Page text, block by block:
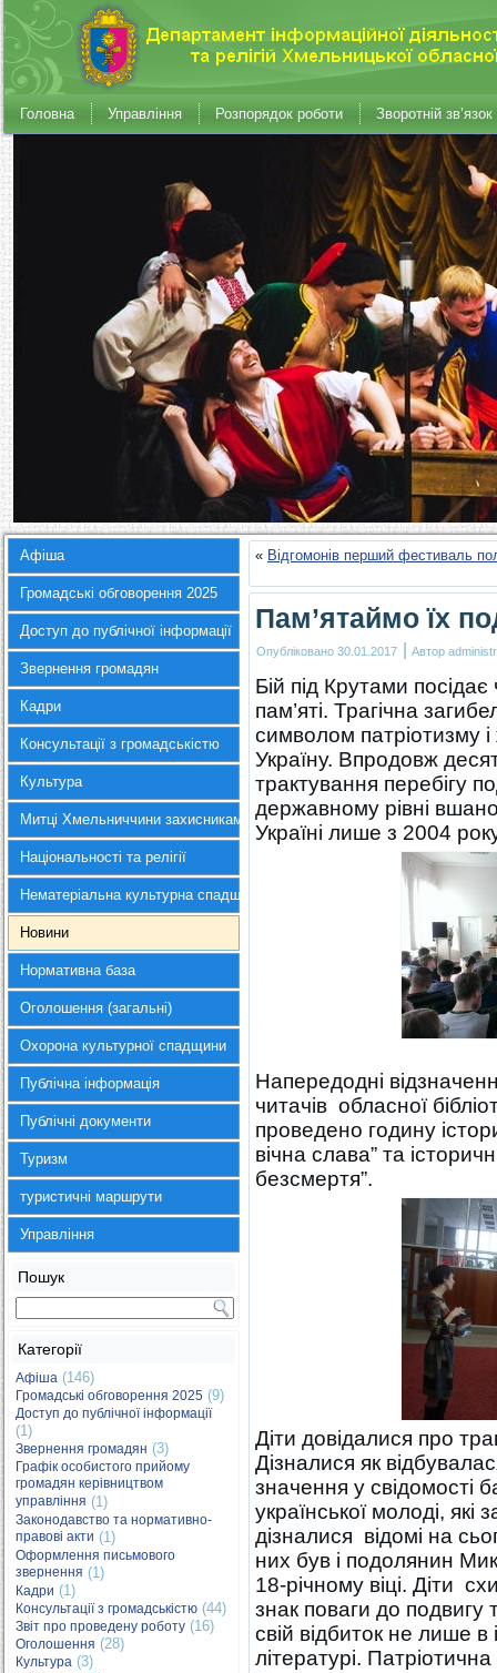
Головна Управління Розпорядок роботи Зворотній зв’язок
Афіша
Громадські обговорення 2025
Доступ до публічної інформації
Звернення громадян
Кадри
Консультації з громадськістю
Культура
Митці Хмельниччини захисникам України
Національності та релігії
Нематеріальна культурна спадщина
Новини
Нормативна база
Оголошення (загальні)
Охорона культурної спадщини
Публічна інформація
Публічні документи
Туризм
туристичні маршрути
Управління
Пошук
Категорії
Афіша (146)
Громадські обговорення 2025 (9)
Доступ до публічної інформації
(1)
Звернення громадян (3)
Графік особистого прийому
громадян керівництвом
управління (1)
Законодавство та нормативно-
правові акти (1)
Оформлення письмового
звернення (1)
Кадри (1)
Консультації з громадськістю (44)
Звіт про проведену роботу (16)
Оголошення (28)
Культура (3)
« Відгомонів перший фестиваль
Пам’ятаймо їх
Опубліковано 30.01.2017 | Автор
Бій під Крутами посідає
пам’яті. Трагічна
символом патріотизму
Україну. Впродовж
трактування перебігу
державному рівні
Україні лише з 2004
Напередодні
читачів обласної
проведено годину
вічна слава” та
безсмертя”.
Діти довідалися про
Дізналися як
значення у свідомості
української молоді,
дізналися відомі на
них був і подолянин
18-річному віці. Діти
знак поваги до
свій відбиток не лише в
літературі.